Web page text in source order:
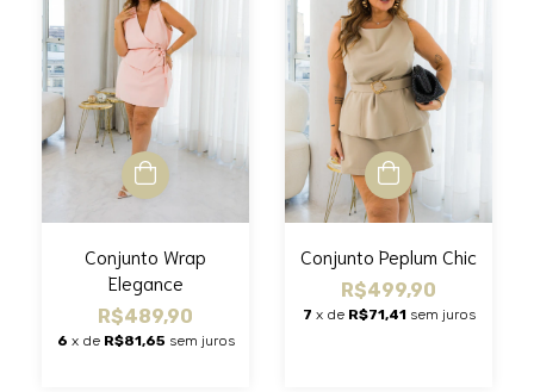
Conjunto Wrap
Elegance
R$489,90
6 x de R$81,65 sem juros
Conjunto Peplum Chic
R$499,90
7 x de R$71,41 sem juros